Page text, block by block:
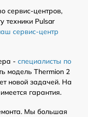
сервис-центров,
техники Pulsar
сервис-центр
- специалисты по
модель Thermion 2
новой задачей. На
гарантия.
Мы большая